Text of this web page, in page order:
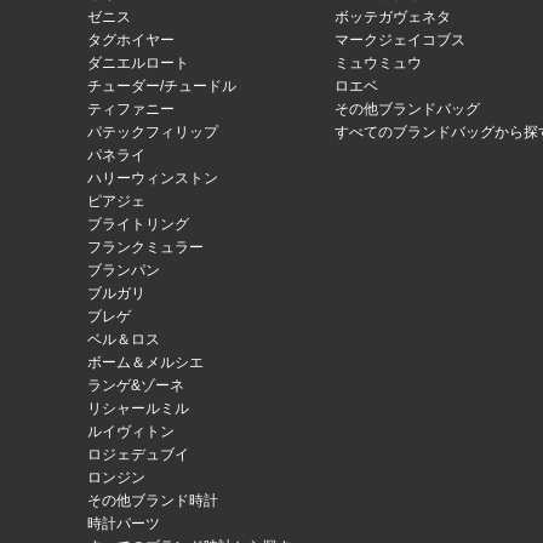
ゼニス
タグホイヤー
ダニエルロート
チューダー/チュードル
ティファニー
パテックフィリップ
パネライ
ハリーウィンストン
ピアジェ
ブライトリング
フランクミュラー
ブランパン
ブルガリ
ブレゲ
ベル＆ロス
ボーム＆メルシエ
ランゲ&ゾーネ
リシャールミル
ルイヴィトン
ロジェデュブイ
ロンジン
その他ブランド時計
時計パーツ
ボッテガヴェネタ
マークジェイコブス
ミュウミュウ
ロエベ
その他ブランドバッグ
すべてのブランドバッグから探